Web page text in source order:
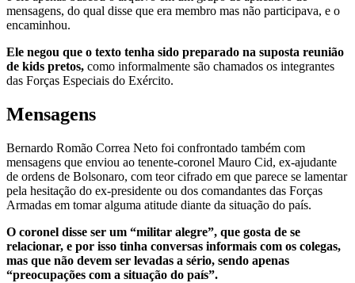
mensagens, do qual disse que era membro mas não participava, e o
encaminhou.
Ele negou que o texto tenha sido preparado na suposta reunião
de kids pretos, como informalmente são chamados os integrantes
das Forças Especiais do Exército.
Mensagens
Bernardo Romão Correa Neto foi confrontado também com
mensagens que enviou ao tenente-coronel Mauro Cid, ex-ajudante
de ordens de Bolsonaro, com teor cifrado em que parece se lamentar
pela hesitação do ex-presidente ou dos comandantes das Forças
Armadas em tomar alguma atitude diante da situação do país.
O coronel disse ser um “militar alegre”, que gosta de se
relacionar, e por isso tinha conversas informais com os colegas,
mas que não devem ser levadas a sério, sendo apenas
“preocupações com a situação do país”.